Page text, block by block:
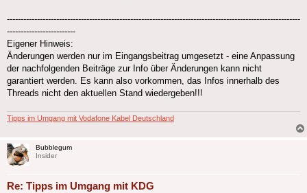
-----------------------------------------------------------------------------------------------------------
-------------------------
Eigener Hinweis:
Änderungen werden nur im Eingangsbeitrag umgesetzt - eine Anpassung
der nachfolgenden Beiträge zur Info über Änderungen kann nicht
garantiert werden. Es kann also vorkommen, das Infos innerhalb des
Threads nicht den aktuellen Stand wiedergeben!!!
Tipps im Umgang mit Vodafone Kabel Deutschland
Bubblegum
Insider
Re: Tipps im Umgang mit KDG